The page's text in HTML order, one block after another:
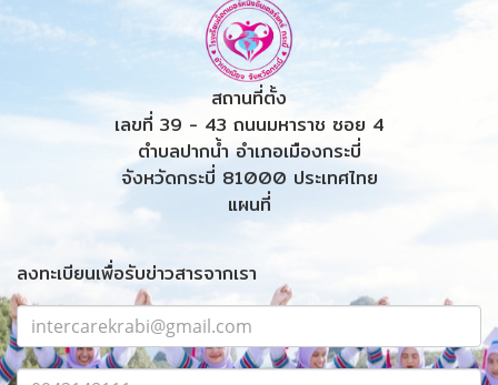
สถานที่ตั้ง
เลขที่ 39 - 43 ถนนมหาราช ซอย 4
ตำบลปากน้ำ อำเภอเมืองกระบี่
จังหวัดกระบี่ 81000 ประเทศไทย
แผนที่
ลงทะเบียนเพื่อรับข่าวสารจากเรา